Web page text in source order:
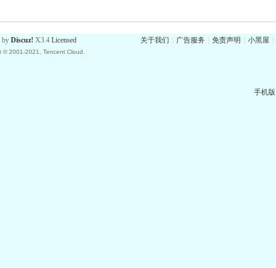
关于我们 广告服务 免责声明 小黑屋
by Discuz! X3.4 Licensed
© 2001-2021, Tencent Cloud.
手机版